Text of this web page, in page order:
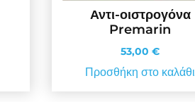
Αντι-οιστρογόνα
Premarin
53,00€
Προσθήκη στο καλάθι